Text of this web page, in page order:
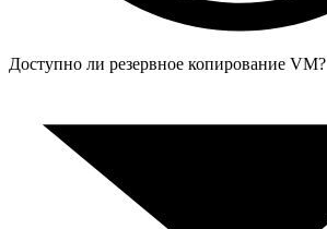
Доступно ли резервное копирование VM?